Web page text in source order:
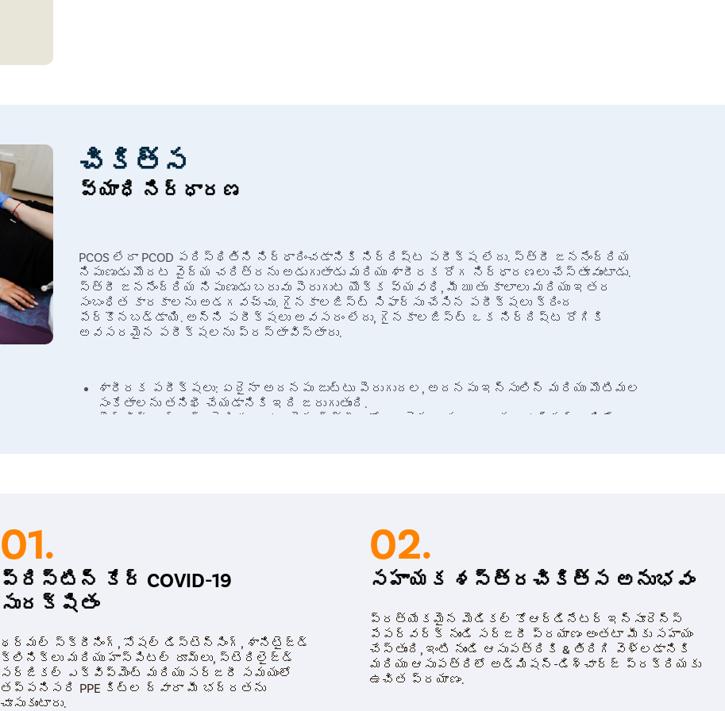
చికిత్స
వ్యాధి నిర్ధారణ
PCOS లేదా PCOD పరిస్థితిని నిర్ధారించడానికి నిర్దిష్ట పరీక్ష లేదు. స్త్రీ జననేంద్రియ
నిపుణుడు మొదట వైద్య చరిత్రను అడుగుతాడు మరియు శారీరక రోగ నిర్ధారణలు చేస్తూవుంటాడు.
స్త్రీ జననేంద్రియ నిపుణుడు బరువు పెరుగుట యొక్క వ్యవధి, మీ ఋతు కాలాలు మరియు ఇతర
సంబంధిత కారకాలను అడగవచ్చు. గైనకాలజిస్ట్ సిఫార్సు చేసిన పరీక్షలు క్రింద
పేర్కొనబడ్డాయి. అన్ని పరీక్షలు అవసరం లేదు, గైనకాలజిస్ట్ ఒక నిర్దిష్ట రోగికి
అవసరమైన పరీక్షలను ప్రస్తావిస్తారు.
శారీరక పరీక్షలు: ఏదైనా అదనపు జుట్టు పెరుగుదల, అదనపు ఇన్సులిన్ మరియు మొటిమల
సంకేతాలను తనిఖీ చేయడానికి ఇది జరుగుతుంది.
పెల్విక్ ఎగ్జామ్ (లైంగికంగా చురుకైన స్త్రీలలో): ఏవైనా అసాధారణతలు ఉన్నట్లయితే
Treatment:
ఋతుక్రమం లోపాలు, వంధ్యత్వం, హిర్సూటిజం, మొటిమలు, ఊబకాయం వంటి పరిస్థితులను నయం
01.
ప్రిస్టిన్ కేర్ COVID-19
సురక్షితం
థర్మల్ స్క్రీనింగ్, సోషల్ డిస్టెన్సింగ్, శానిటైజ్డ్
క్లినిక్‌లు మరియు హాస్పిటల్ రూమ్‌లు, స్టెరిలైజ్డ్
సర్జికల్ ఎక్విప్‌మెంట్ మరియు సర్జరీ సమయంలో
తప్పనిసరి PPE కిట్‌ల ద్వారా మీ భద్రతను
చూసుకుంటారు.
02.
సహాయక శస్త్రచికిత్స అనుభవం
ప్రత్యేకమైన మెడికల్ కోఆర్డినేటర్ ఇన్సూరెన్స్
పేపర్‌వర్క్ నుండి సర్జరీ ప్రయాణం అంతటా మీకు సహాయం
చేస్తుంది, ఇంటి నుండి ఆసుపత్రికి & తిరిగి వెళ్లడానికి
మరియు ఆసుపత్రిలో అడ్మిషన్-డిశ్చార్జ్ ప్రక్రియకు
ఉచిత ప్రయాణం.